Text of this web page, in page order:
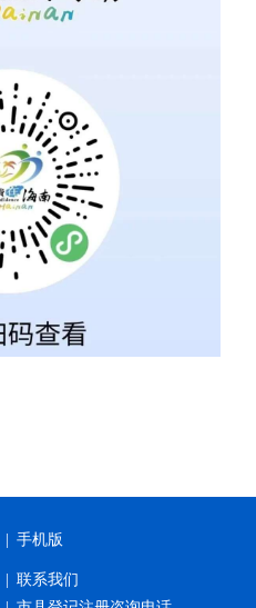
| 手机版
| 联系我们